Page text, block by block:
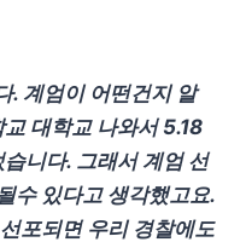
. 계엄이 어떤건지 알
대학교 나와서 5.18
니다. 그래서 계엄 선
수 있다고 생각했고요.
포되면 우리 경찰에도